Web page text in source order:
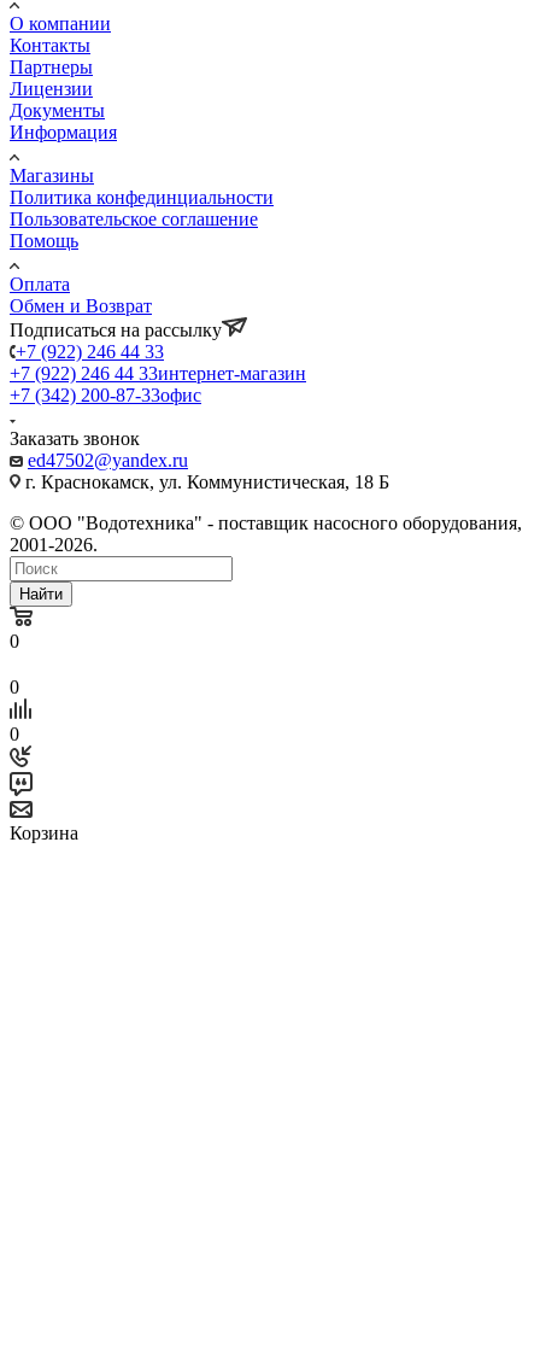
О компании
Контакты
Партнеры
Лицензии
Документы
Информация
Магазины
Политика конфединциальности
Пользовательское соглашение
Помощь
Оплата
Обмен и Возврат
Подписаться на рассылку
+7 (922) 246 44 33
+7 (922) 246 44 33интернет-магазин
+7 (342) 200-87-33офис
Заказать звонок
ed47502@yandex.ru
г. Краснокамск, ул. Коммунистическая, 18 Б
© ООО "Водотехника" - поставщик насосного оборудования,
2001-2026.
Найти
0
0
0
Корзина